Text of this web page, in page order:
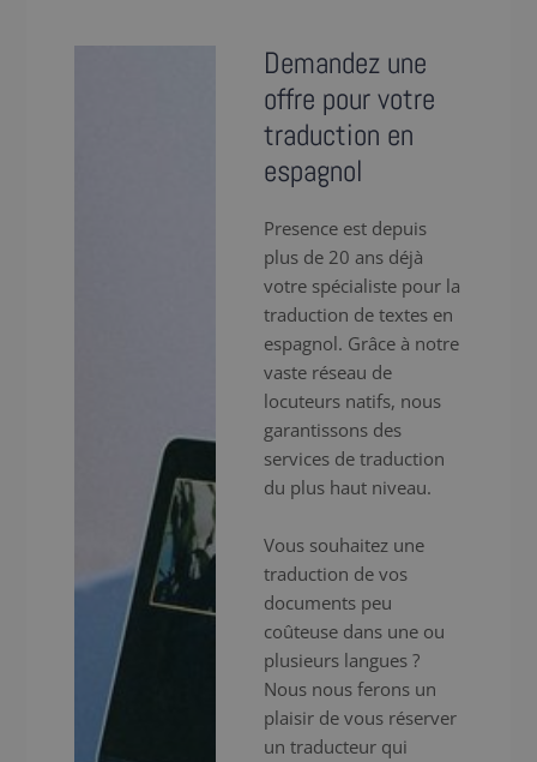
Demandez une
offre pour votre
traduction en
espagnol
Presence est depuis
plus de 20 ans déjà
votre spécialiste pour la
traduction de textes en
espagnol. Grâce à notre
vaste réseau de
locuteurs natifs, nous
garantissons des
services de traduction
du plus haut niveau.
Vous souhaitez une
traduction de vos
documents peu
coûteuse dans une ou
plusieurs langues ?
Nous nous ferons un
plaisir de vous réserver
un traducteur qui